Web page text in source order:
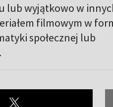
lub wyjątkowo w
filmowym w
społecznej lub